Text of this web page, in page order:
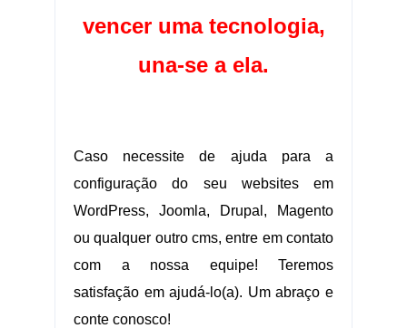
vencer uma tecnologia,
una-se a ela.
Caso necessite de ajuda para a
configuração do seu websites em
WordPress, Joomla, Drupal, Magento
ou qualquer outro cms, entre em contato
com a nossa equipe! Teremos
satisfação em ajudá-lo(a). Um abraço e
conte conosco!